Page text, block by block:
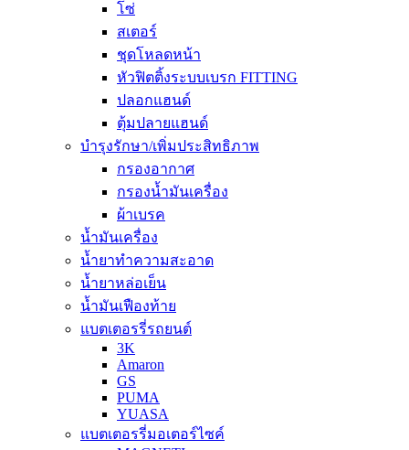
โซ่
สเตอร์
ชุดโหลดหน้า
หัวฟิตติ้งระบบเบรก FITTING
ปลอกแฮนด์
ตุ้มปลายแฮนด์
บำรุงรักษา/เพิ่มประสิทธิภาพ
กรองอากาศ
กรองน้ำมันเครื่อง
ผ้าเบรค
น้ำมันเครื่อง
น้ำยาทำความสะอาด
น้ำยาหล่อเย็น
น้ำมันเฟืองท้าย
แบตเตอรรี่รถยนต์
3K
Amaron
GS
PUMA
YUASA
แบตเตอรรี่มอเตอร์ไซค์